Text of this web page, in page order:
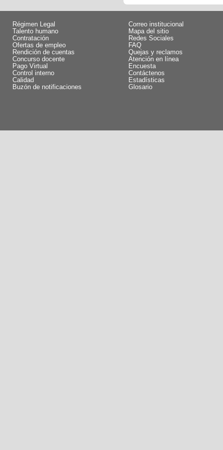
Régimen Legal
Talento humano
Contratación
Ofertas de empleo
Rendición de cuentas
Concurso docente
Pago Virtual
Control interno
Calidad
Buzón de notificaciones
Correo institucional
Mapa del sitio
Redes Sociales
FAQ
Quejas y reclamos
Atención en línea
Encuesta
Contáctenos
Estadísticas
Glosario